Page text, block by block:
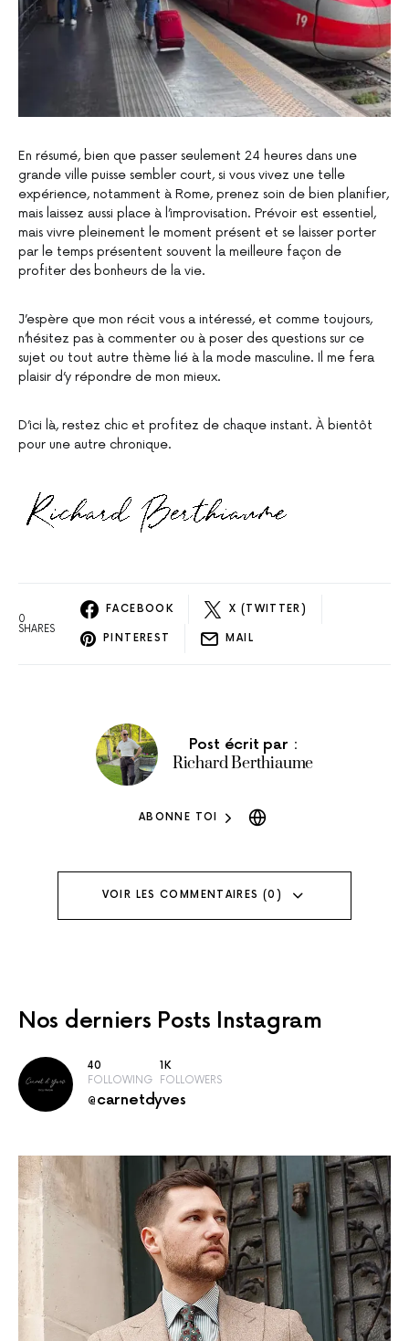
En résumé, bien que passer seulement 24 heures dans une
grande ville puisse sembler court, si vous vivez une telle
expérience, notamment à Rome, prenez soin de bien planifier,
mais laissez aussi place à l’improvisation. Prévoir est essentiel,
mais vivre pleinement le moment présent et se laisser porter
par le temps présentent souvent la meilleure façon de
profiter des bonheurs de la vie.
J’espère que mon récit vous a intéressé, et comme toujours,
n’hésitez pas à commenter ou à poser des questions sur ce
sujet ou tout autre thème lié à la mode masculine. Il me fera
plaisir d’y répondre de mon mieux.
D’ici là, restez chic et profitez de chaque instant. À bientôt
pour une autre chronique.
0
SHARES
FACEBOOK X (TWITTER)
PINTEREST MAIL
Post écrit par :
Richard Berthiaume
ABONNE TOI
VOIR LES COMMENTAIRES (0)
Nos derniers Posts Instagram
40
FOLLOWING
1K
FOLLOWERS
@carnetdyves